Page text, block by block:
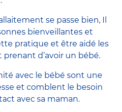
se passe bien, Il
bienveillantes et
pratique et être aidé les
prenant d’avoir un bébé.
avec le bébé sont une
et comblent le besoin
avec sa maman.